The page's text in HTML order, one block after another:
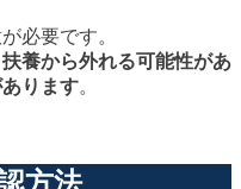
必要です。
養から外れる可能性があ
ります。